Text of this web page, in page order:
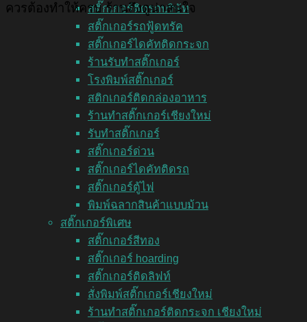
สติ๊กเกอร์ติดรถบริษัท
สติ๊กเกอร์รถฟู้ดทรัค
สติ๊กเกอร์ไดคัทติดกระจก
ร้านรับทำสติ๊กเกอร์
โรงพิมพ์สติ๊กเกอร์
สติกเกอร์ติดกล่องอาหาร
ร้านทำสติ๊กเกอร์เชียงใหม่
รับทำสติ๊กเกอร์
สติ๊กเกอร์ด่วน
สติ๊กเกอร์ไดคัทติดรถ
สติ๊กเกอร์ตู้ไฟ
พิมพ์ฉลากสินค้าแบบม้วน
สติ๊กเกอร์พิเศษ
สติ๊กเกอร์สีทอง
สติ๊กเกอร์ hoarding
สติ๊กเกอร์ติดลิฟท์
สั่งพิมพ์สติ๊กเกอร์เชียงใหม่
ร้านทำสติ๊กเกอร์ติดกระจก เชียงใหม่
ควรต้องทำให้ครบ ร้านถึงดูน่าสนใจ